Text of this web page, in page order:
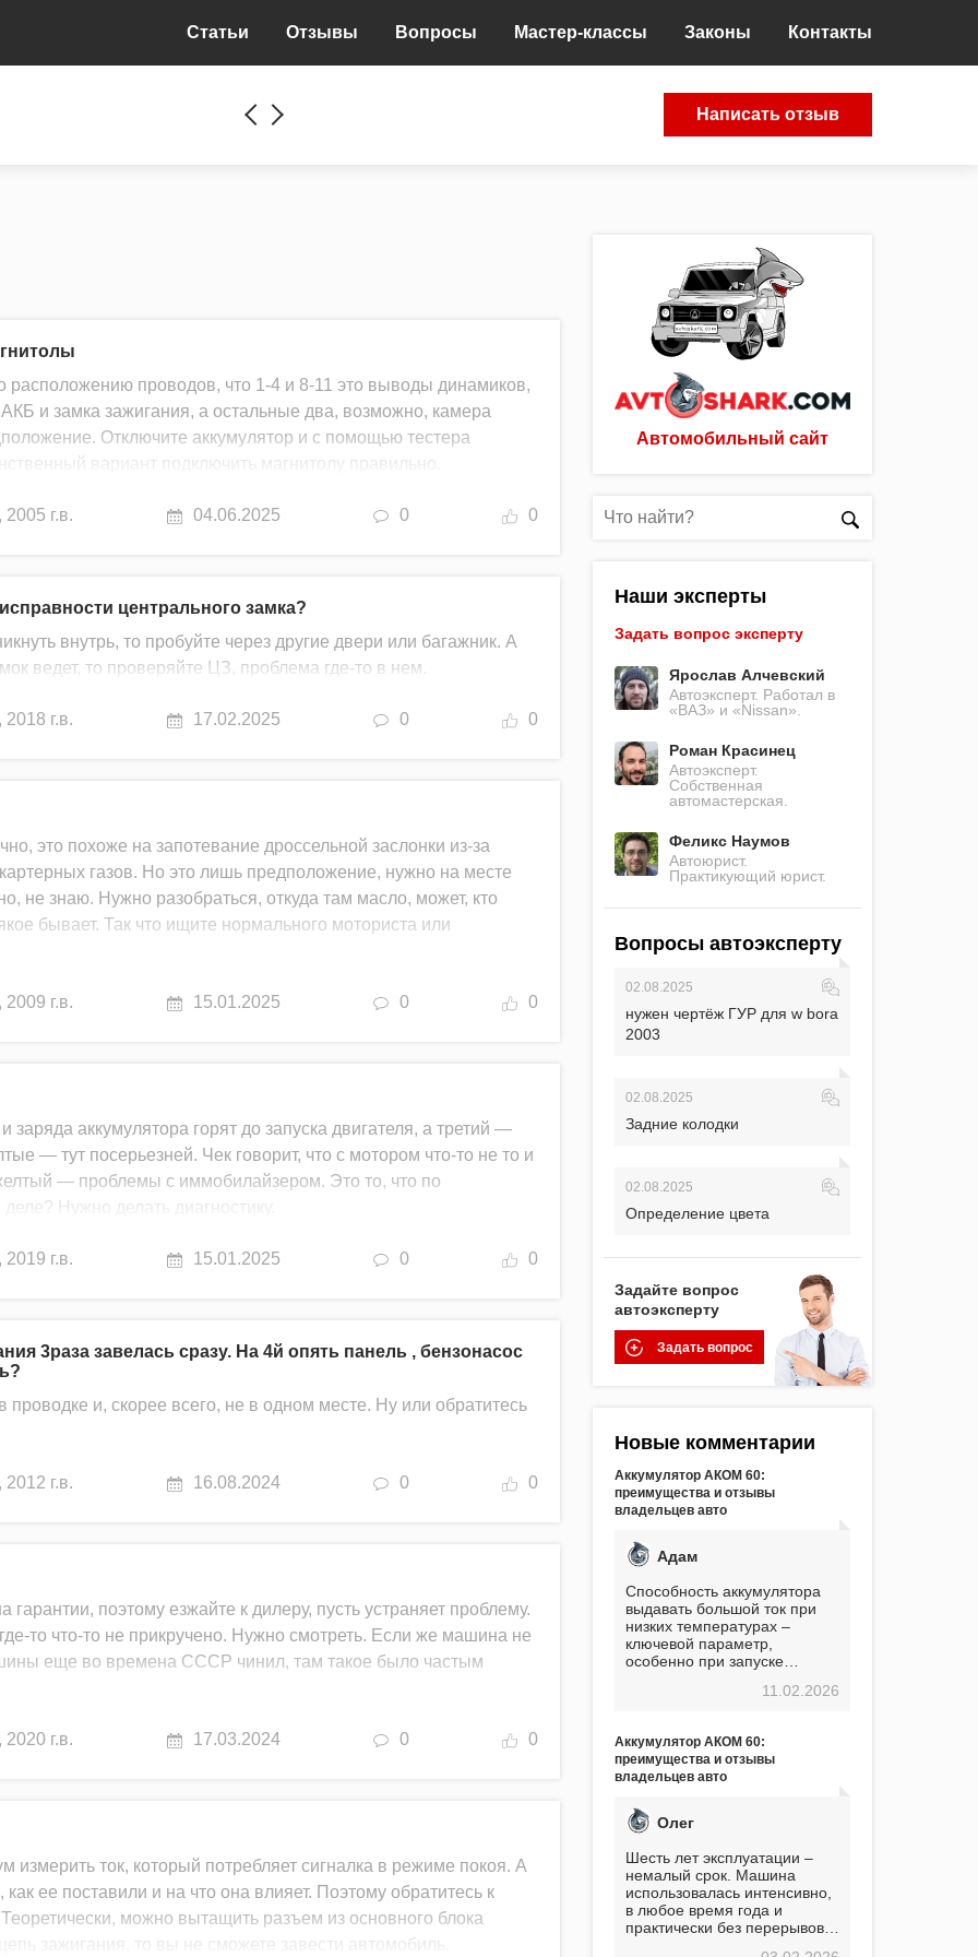
Статьи Отзывы Вопросы Мастер-классы Законы Контакты
Написать отзыв
расположению проводов, что 1-4 и 8-11 это выводы динамиков,
и замка зажигания, а остальные два, возможно, камера
Отключите аккумулятор и с помощью тестера
вариант подключить магнитолу правильно.
2005 г.в. 04.06.2025 0 0
центрального замка?
внутрь, то пробуйте через другие двери или багажник. А
ведет, то проверяйте ЦЗ, проблема где-то в нем.
2018 г.в. 17.02.2025 0 0
это похоже на запотевание дроссельной заслонки из-за
газов. Но это лишь предположение, нужно на месте
не знаю. Нужно разобраться, откуда там масло, может, кто
бывает. Так что ищите нормального моториста или
2009 г.в. 15.01.2025 0 0
аккумулятора горят до запуска двигателя, а третий —
— тут посерьезней. Чек говорит, что с мотором что-то не то и
— проблемы с иммобилайзером. Это то, что по
Нужно делать диагностику.
2019 г.в. 15.01.2025 0 0
3раза завелась сразу. На 4й опять панель , бензонасос
проводке и, скорее всего, не в одном месте. Ну или обратитесь
2012 г.в. 16.08.2024 0 0
поэтому езжайте к дилеру, пусть устраняет проблему.
то что-то не прикручено. Нужно смотреть. Если же машина не
еще во времена СССР чинил, там такое было частым
2020 г.в. 17.03.2024 0 0
измерить ток, который потребляет сигналка в режиме покоя. А
как ее поставили и на что она влияет. Поэтому обратитесь к
можно вытащить разъем из основного блока
зажигания, то вы не сможете завести автомобиль.
Автомобильный сайт
Наши эксперты
Задать вопрос эксперту
Ярослав Алчевский
Автоэксперт. Работал в
«ВАЗ» и «Nissan».
Роман Красинец
Автоэксперт.
Собственная
автомастерская.
Феликс Наумов
Автоюрист.
Практикующий юрист.
Вопросы автоэксперту
02.08.2025
нужен чертёж ГУР для w bora
2003
02.08.2025
Задние колодки
02.08.2025
Определение цвета
Задайте вопрос
автоэксперту
Задать вопрос
Новые комментарии
Аккумулятор АКОМ 60:
преимущества и отзывы
владельцев авто
Адам
Способность аккумулятора
выдавать большой ток при
низких температурах –
ключевой параметр,
особенно при запуске
показывает, что данный
стоимость. Долго сомневался
перед приобретением, но в
итоге ни разу не пожалел.
вложение, избавляющее от
головной боли, связанной с
АКБ. Подтверждаю
11.02.2026
Аккумулятор АКОМ 60:
преимущества и отзывы
владельцев авто
Олег
Шесть лет эксплуатации –
немалый срок. Машина
использовалась интенсивно,
в любое время года и
практически без перерывов.